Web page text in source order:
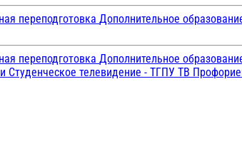
переподготовка Дополнительное
переподготовка Дополнительное
Студенческое телевидение - ТГПУ ТВ